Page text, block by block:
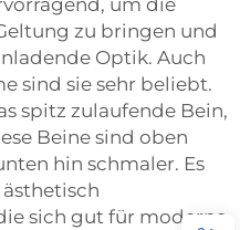
um die
zu bringen und
Optik. Auch
sind sie sehr beliebt.
spitz zulaufende Bein,
Beine sind oben
hin schmaler. Es
sich gut für moderne